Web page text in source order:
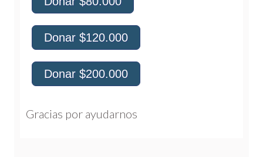
Donar $120.000
Donar $200.000
Gracias por ayudarnos